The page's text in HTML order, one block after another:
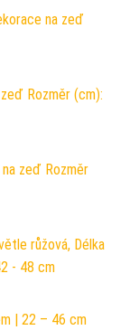
na zeď
Rozměr (cm):
zeď Rozměr
růžová, Délka
- 48 cm
| 22 – 46 cm